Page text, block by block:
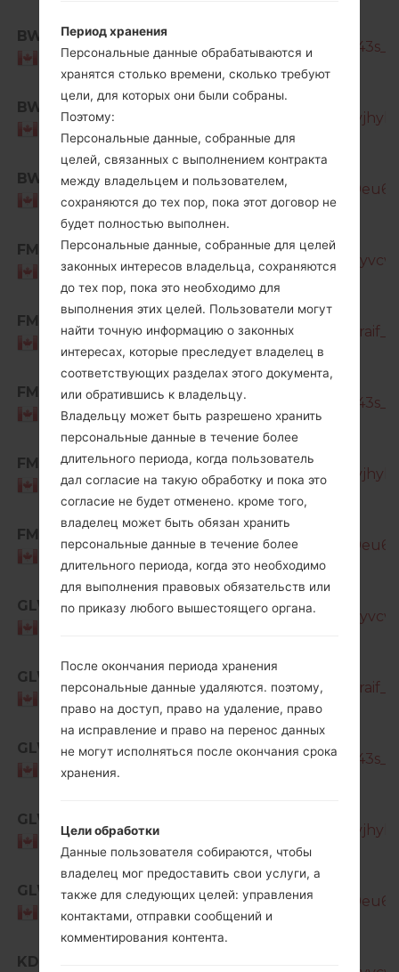
BWA
Canada
SM-
BWA
Canada
SM-
BWA
Canada
SM-
FMC
Canada
SM-
FMC
SM-
FMC
Canada
SM-
FMC
Canada
SM-
FMC
SM-
GLW
SM-
GLW
Canada
SM-
GLW
Canada
SM-
GLW
Canada
GLW
Canada
SM-
KDO
Период хранения
Персональные данные обрабатываются и
хранятся столько времени, сколько требуют
цели, для которых они были собраны.
Поэтому:
Персональные данные, собранные для
целей, связанных с выполнением контракта
между владельцем и пользователем,
сохраняются до тех пор, пока этот договор не
будет полностью выполнен.
Персональные данные, собранные для целей
законных интересов владельца, сохраняются
до тех пор, пока это необходимо для
выполнения этих целей. Пользователи могут
найти точную информацию о законных
интересах, которые преследует владелец в
соответствующих разделах этого документа,
или обратившись к владельцу.
Владельцу может быть разрешено хранить
персональные данные в течение более
длительного периода, когда пользователь
дал согласие на такую обработку и пока это
согласие не будет отменено. кроме того,
владелец может быть обязан хранить
персональные данные в течение более
длительного периода, когда это необходимо
для выполнения правовых обязательств или
по приказу любого вышестоящего органа.
После окончания периода хранения
персональные данные удаляются. поэтому,
право на доступ, право на удаление, право
на исправление и право на перенос данных
не могут исполняться после окончания срока
хранения.
Цели обработки
Данные пользователя собираются, чтобы
владелец мог предоставить свои услуги, а
также для следующих целей: управления
контактами, отправки сообщений и
комментирования контента.